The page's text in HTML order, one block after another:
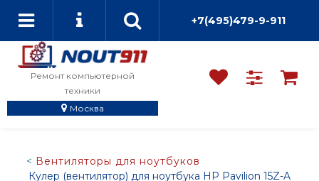
+7(495)479-9-911
Ремонт компьютерной
техники
Москва
Вентиляторы для ноутбуков
Кулер (вентилятор) для ноутбука HP Pavilion 15Z-A